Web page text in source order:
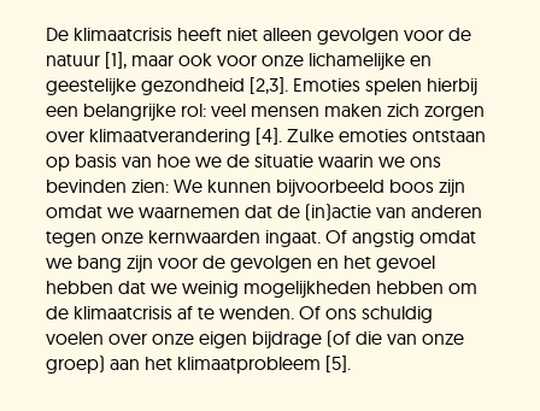
De klimaatcrisis heeft niet alleen gevolgen voor de
natuur [1], maar ook voor onze lichamelijke en
geestelijke gezondheid [2,3]. Emoties spelen hierbij
een belangrijke rol: veel mensen maken zich zorgen
over klimaatverandering [4]. Zulke emoties ontstaan
op basis van hoe we de situatie waarin we ons
bevinden zien: We kunnen bijvoorbeeld boos zijn
omdat we waarnemen dat de (in)actie van anderen
tegen onze kernwaarden ingaat. Of angstig omdat
we bang zijn voor de gevolgen en het gevoel
hebben dat we weinig mogelijkheden hebben om
de klimaatcrisis af te wenden. Of ons schuldig
voelen over onze eigen bijdrage (of die van onze
groep) aan het klimaatprobleem [5].